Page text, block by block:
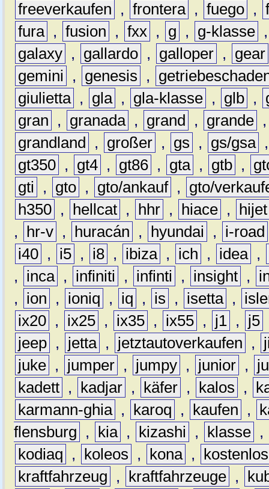
freeverkaufen
, frontera , fuego ,
fura , fusion , fxx , g , g-klasse
galaxy , gallardo , galloper ,
gear
gemini
, genesis ,
giulietta , gla , gla-klasse , glb ,
gran
, granada , grand , grande
grandland
, großer , gs , gs/gsa
gt350 , gt4 , gt86 , gta , gtb ,
gti
, gto , gto/ankauf ,
gto/
h350 , hellcat , hhr , hiace ,
hijet
,
hr-v , huracán , hyundai ,
i-road
i40 , i5 , i8 , ibiza , ich , idea ,
,
inca , infiniti , infinti , insight ,
,
ion , ioniq , iq , is , isetta ,
ix20 , ix25 , ix35 , ix55 , j1 , j5
jeep , jetta , jetztautoverkaufen ,
juke , jumper , jumpy , junior ,
kadett , kadjar , käfer , kalos ,
karmann-ghia , karoq , kaufen ,
flensburg
, kia , kizashi , klasse ,
kodiaq
, koleos , kona ,
kostenlos
kraftfahrzeug
, kraftfahrzeuge ,